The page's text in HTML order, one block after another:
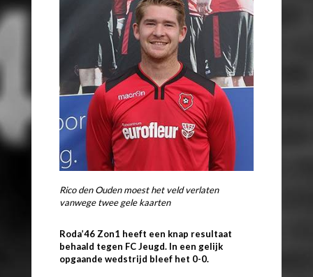
Rico den Ouden moest het veld verlaten
vanwege twee gele kaarten
Roda’46 Zon1 heeft een knap resultaat
behaald tegen FC Jeugd. In een gelijk
opgaande wedstrijd bleef het 0-0.